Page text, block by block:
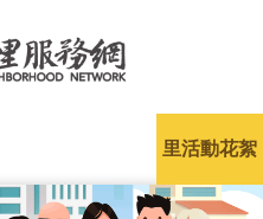
里活動花絮